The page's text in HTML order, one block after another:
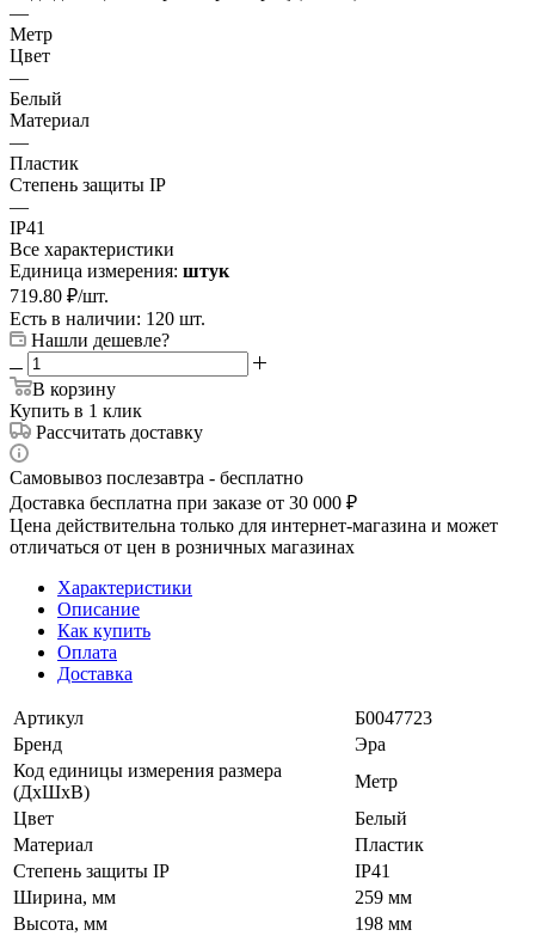
—
Метр
Цвет
—
Белый
Материал
—
Пластик
Степень защиты IP
—
IP41
Все характеристики
Единица измерения: штук
719.80 ₽/шт.
Есть в наличии: 120 шт.
Нашли дешевле?
В корзину
Купить в 1 клик
Рассчитать доставку
Самовывоз послезавтра - бесплатно
Доставка бесплатна при заказе от 30 000 ₽
Цена действительна только для интернет-магазина и может
отличаться от цен в розничных магазинах
Характеристики
Описание
Как купить
Оплата
Доставка
Артикул
Б0047723
Бренд
Эра
Код единицы измерения размера
(ДхШхВ)
Метр
Цвет
Белый
Материал
Пластик
Степень защиты IP
IP41
Ширина, мм
259 мм
Высота, мм
198 мм